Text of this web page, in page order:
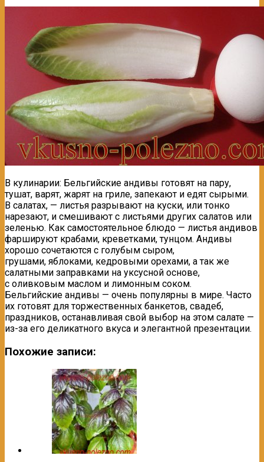
В кулинарии: Бельгийские андивы готовят на пару,
тушат, варят, жарят на гриле, запекают и едят сырыми.
В салатах, — листья разрывают на куски, или тонко
нарезают, и смешивают с листьями других салатов или
зеленью. Как самостоятельное блюдо — листья андивов
фаршируют крабами, креветками, тунцом. Андивы
хорошо сочетаются с голубым сыром,
грушами, яблоками, кедровыми орехами, а так же
салатными заправками на уксусной основе,
с оливковым маслом и лимонным соком.
Бельгийские андивы — очень популярны в мире. Часто
их готовят для торжественных банкетов, свадеб,
праздников, останавливая свой выбор на этом салате —
из-за его деликатного вкуса и элегантной презентации.
Похожие записи: